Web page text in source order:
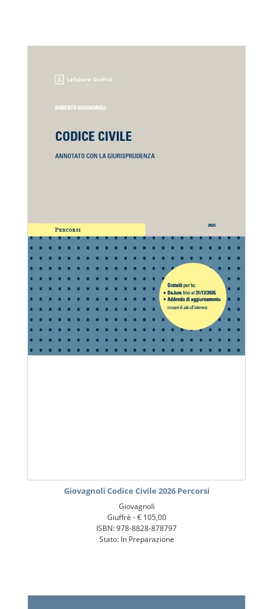
Giovagnoli Codice Civile 2026 Percorsi
Giovagnoli
Giuffrè -€ 105,00
ISBN: 978-8828-878797
Stato: In Preparazione